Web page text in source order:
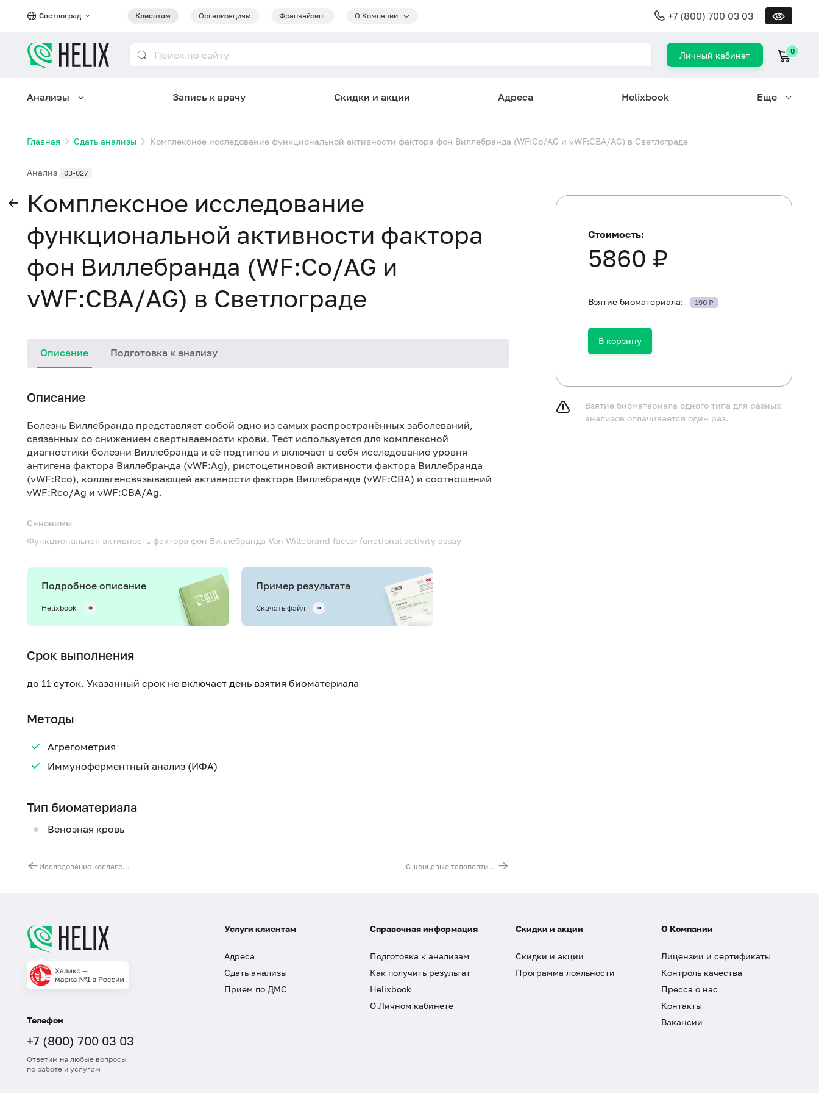
Светлоград Клиентам Организациям Франчайзинг О Компании +7 (800) 700 03 03
Личный кабинет 0
Анализы Запись к врачу Скидки и акции Адреса Helixbook Еще
Главная Сдать анализы Комплексное исследование функциональной активности фактора фон Виллебранда (WF:Co/AG и vWF:CBA/AG) в Светлограде
Анализ 03-027
Комплексное исследование
функциональной активности фактора
фон Виллебранда (WF:Co/AG и
vWF:CBA/AG) в Светлограде
Описание Подготовка к анализу
Описание
Болезнь Виллебранда представляет собой одно из самых распространённых заболеваний,
связанных со снижением свертываемости крови. Тест используется для комплексной
диагностики болезни Виллебранда и её подтипов и включает в себя исследование уровня
антигена фактора Виллебранда (vWF:Ag), ристоцетиновой активности фактора Виллебранда
(vWF:Rсo), коллагенсвязывающей активности фактора Виллебранда (vWF:CBA) и соотношений
vWF:Rсo/Ag и vWF:CBA/Ag.
Синонимы
Функциональная активность фактора фон Виллебранда Von Willebrand factor functional activity assay
Подробное описание
Helixbook
Пример результата
Скачать файл
Срок выполнения
до 11 суток. Указанный срок не включает день взятия биоматериала
Методы
Агрегометрия
Иммуноферментный анализ (ИФА)
Тип биоматериала
Венозная кровь
Исследование коллагенсвязывающей активности фактора фон Виллебранда (vWF:CBA/Ag) С-концевые телопептиды коллагена I типа (β-CrossLaps) - маркер резорбции костной ткани
Не принимать пищу в течение 4 часов до исследования,
Стоимость:
5860 ₽
Взятие биоматериала: 190 ₽
В корзину
Взятие биоматериала одного типа для разных
анализов оплачивается один раз.
Телефон
+7 (800) 700 03 03
Ответим на любые вопросы
по работе и услугам
Услуги клиентам
Адреса
Сдать анализы
Прием по ДМС
Справочная информация
Подготовка к анализам
Как получить результат
Helixbook
О Личном кабинете
Скидки и акции
Скидки и акции
Программа лояльности
О Компании
Лицензии и сертификаты
Контроль качества
Пресса о нас
Контакты
Вакансии